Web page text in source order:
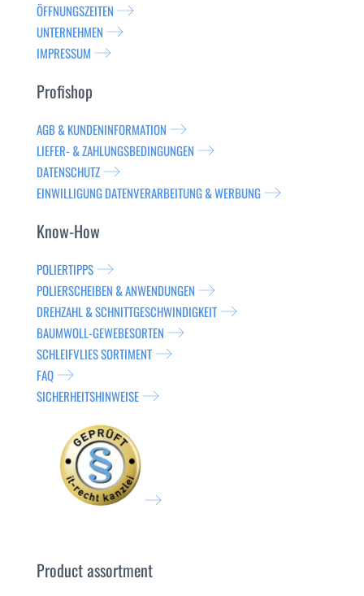
ÖFFNUNGSZEITEN
UNTERNEHMEN
IMPRESSUM
Profishop
AGB & KUNDENINFORMATION
LIEFER- & ZAHLUNGSBEDINGUNGEN
DATENSCHUTZ
EINWILLIGUNG DATENVERARBEITUNG & WERBUNG
Know-How
POLIERTIPPS
POLIERSCHEIBEN & ANWENDUNGEN
DREHZAHL & SCHNITTGESCHWINDIGKEIT
BAUMWOLL-GEWEBESORTEN
SCHLEIFVLIES SORTIMENT
FAQ
SICHERHEITSHINWEISE
Product assortment